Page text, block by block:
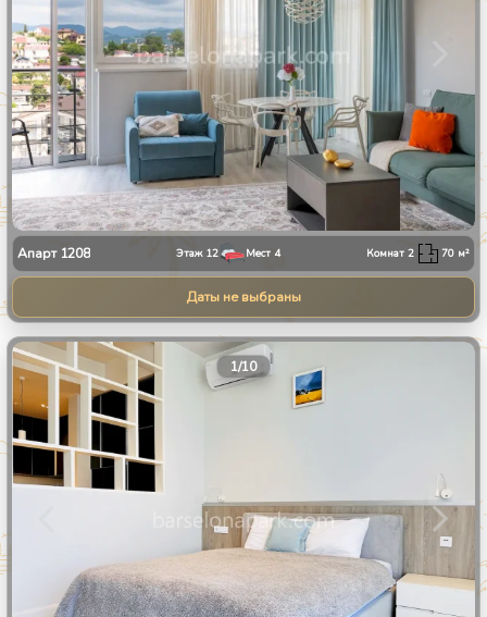
Апарт 1208 Этаж 12 Мест 4 Комнат2 70 м²
Даты не выбраны
1/10